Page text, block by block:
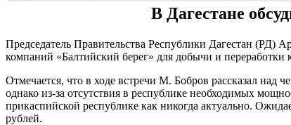
В Дагестане
Председатель Правительства Республики Дагестан (РД)
компаний «Балтийский берег» для добычи и
Отмечается, что в ходе встречи М. Бобров рассказал над
однако из-за отсутствия в республике необходимых
прикаспийской республике как никогда актуально.
рублей.